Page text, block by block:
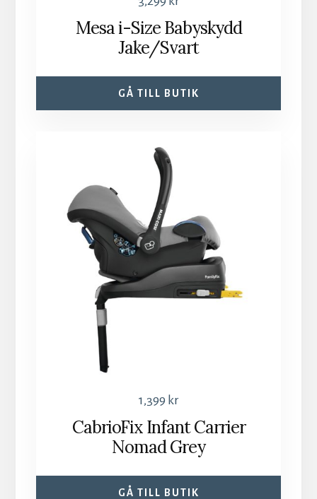
Mesa i-Size Babyskydd
Jake/Svart
GÅ TILL BUTIK
1,399 kr
CabrioFix Infant Carrier
Nomad Grey
GÅ TILL BUTIK